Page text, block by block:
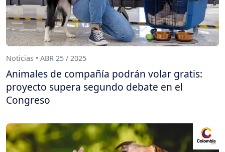
Noticias • ABR 25 / 2025
Animales de compañía podrán volar gratis:
proyecto supera segundo debate en el
Congreso